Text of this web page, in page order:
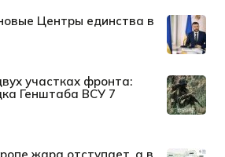
Центры единства в
участках фронта:
Генштаба ВСУ 7